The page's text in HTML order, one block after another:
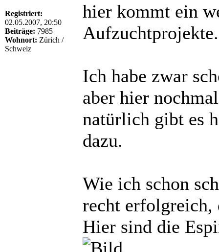
Registriert:
02.05.2007, 20:50
Beiträge: 7985
Wohnort: Zürich /
Schweiz
hier kommt ein
Aufzuchtprojekte.
Ich habe zwar
aber hier
natürlich gibt es
dazu.
Wie ich schon
recht erfolgreich,
Hier sind die